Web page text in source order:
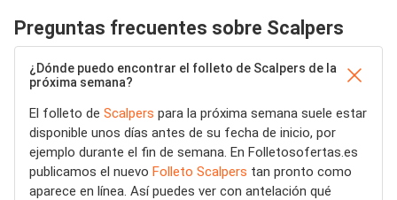
Preguntas frecuentes sobre Scalpers
¿Dónde puedo encontrar el folleto de Scalpers de la
próxima semana?
El folleto de Scalpers para la próxima semana suele estar
disponible unos días antes de su fecha de inicio, por
ejemplo durante el fin de semana. En Folletosofertas.es
publicamos el nuevo Folleto Scalpers tan pronto como
aparece en línea. Así puedes ver con antelación qué